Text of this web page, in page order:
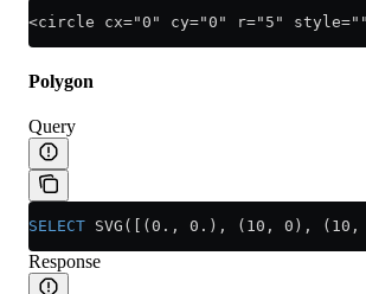
<circle cx="0" cy="0" r="5"
Polygon
Query
SELECT SVG([(0., 0.), (10, 0),
Response